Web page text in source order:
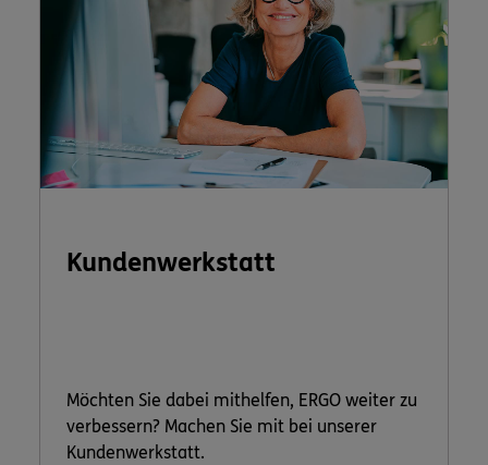
Kundenwerkstatt
Möchten Sie dabei mithelfen, ERGO weiter zu
verbessern? Machen Sie mit bei unserer
Kundenwerkstatt.